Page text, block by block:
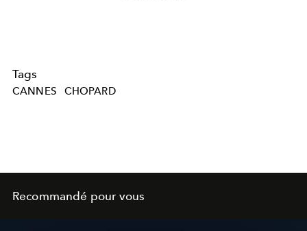
Tags
CANNES CHOPARD
Recommandé pour vous